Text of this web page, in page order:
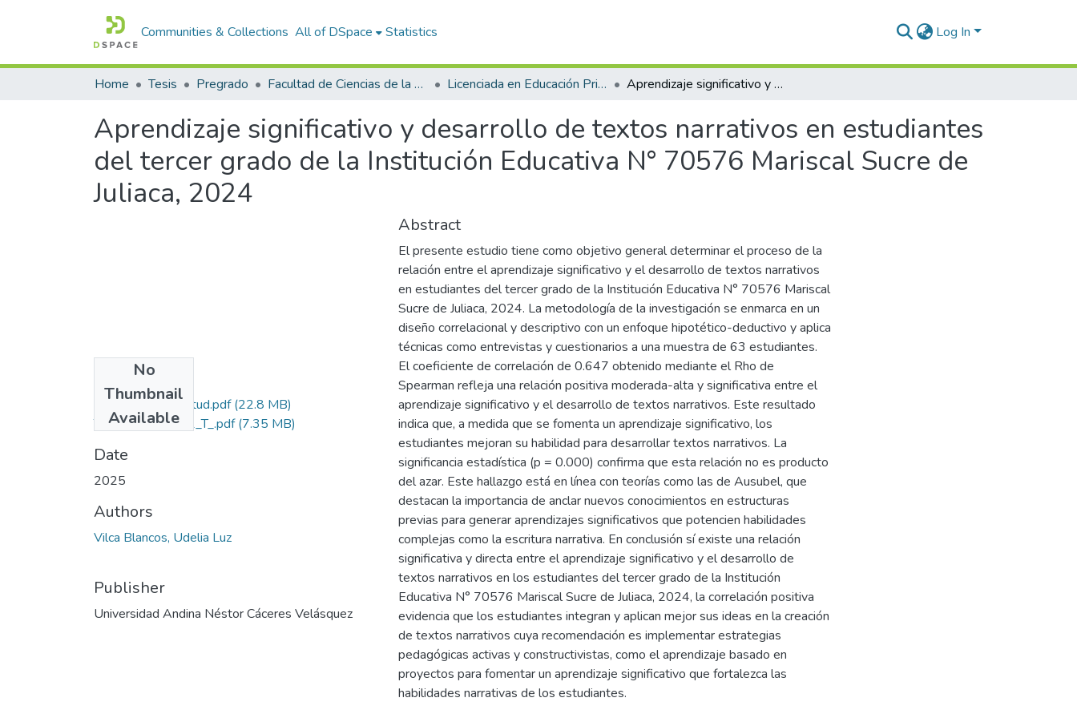
Communities & Collections All of DSpace Statistics Log In
Home Tesis Pregrado Facultad de Ciencias de la Educación Licenciada en Educación Primaria Aprendizaje significativo y desarrollo de textos narrativos en estudiantes del tercer grado de la Institución Educativa N° 70576 Mariscal Sucre de Juliaca, 2024
Aprendizaje significativo y desarrollo de textos narrativos en estudiantes
del tercer grado de la Institución Educativa N° 70576 Mariscal Sucre de
Juliaca, 2024
No
Thumbnail
Available
Grado de Similitud.pdf(22.8 MB)
T036_76064131_T_.pdf(7.35 MB)
Date
2025
Authors
Vilca Blancos, Udelia Luz
Publisher
Universidad Andina Néstor Cáceres Velásquez
Abstract
El presente estudio tiene como objetivo general determinar el proceso de la
relación entre el aprendizaje significativo y el desarrollo de textos narrativos
en estudiantes del tercer grado de la Institución Educativa N° 70576 Mariscal
Sucre de Juliaca, 2024. La metodología de la investigación se enmarca en un
diseño correlacional y descriptivo con un enfoque hipotético-deductivo y aplica
técnicas como entrevistas y cuestionarios a una muestra de 63 estudiantes.
El coeficiente de correlación de 0.647 obtenido mediante el Rho de
Spearman refleja una relación positiva moderada-alta y significativa entre el
aprendizaje significativo y el desarrollo de textos narrativos. Este resultado
indica que, a medida que se fomenta un aprendizaje significativo, los
estudiantes mejoran su habilidad para desarrollar textos narrativos. La
significancia estadística (p = 0.000) confirma que esta relación no es producto
del azar. Este hallazgo está en línea con teorías como las de Ausubel, que
destacan la importancia de anclar nuevos conocimientos en estructuras
previas para generar aprendizajes significativos que potencien habilidades
complejas como la escritura narrativa. En conclusión sí existe una relación
significativa y directa entre el aprendizaje significativo y el desarrollo de
textos narrativos en los estudiantes del tercer grado de la Institución
Educativa N° 70576 Mariscal Sucre de Juliaca, 2024, la correlación positiva
evidencia que los estudiantes integran y aplican mejor sus ideas en la creación
de textos narrativos cuya recomendación es implementar estrategias
pedagógicas activas y constructivistas, como el aprendizaje basado en
proyectos para fomentar un aprendizaje significativo que fortalezca las
habilidades narrativas de los estudiantes.